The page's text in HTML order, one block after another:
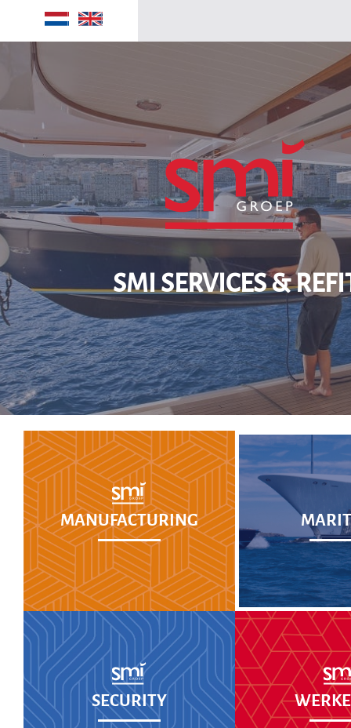
Security
Maritime
SMI groep
Over ons
Contact
Home Maritime
SMI SERVICES &
MANUFACTURING
SECURITY